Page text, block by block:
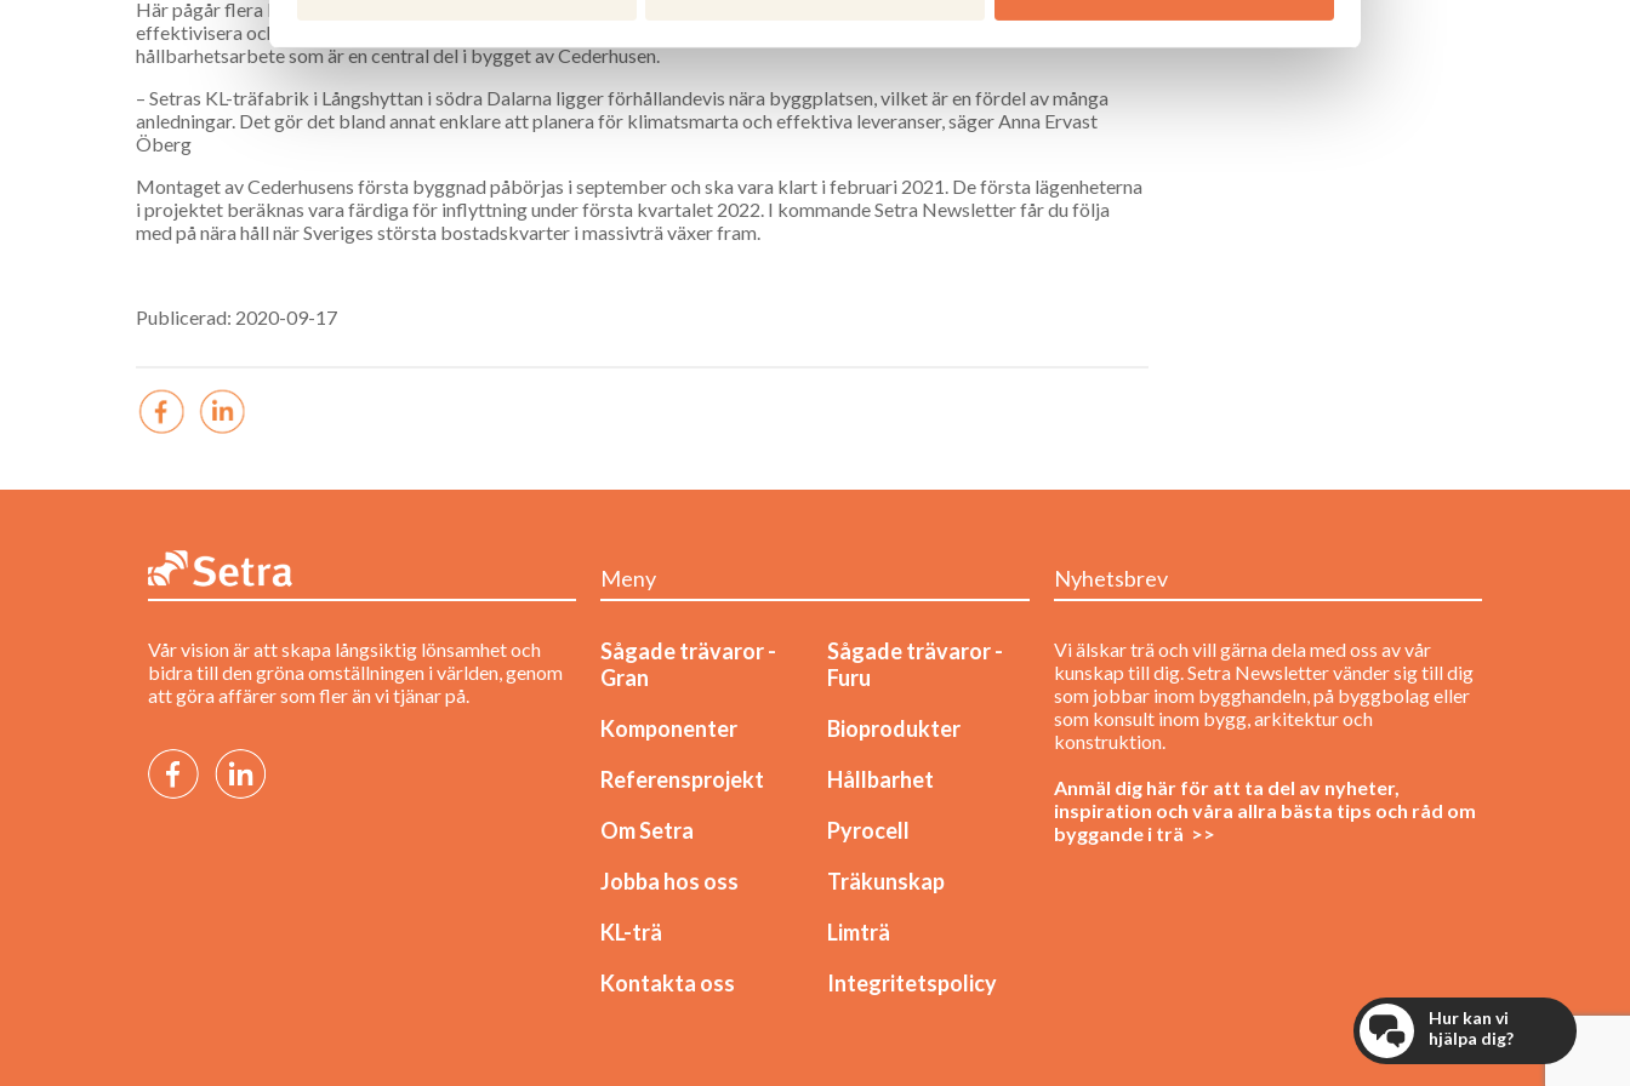
Här pågår flera byggprojekt samtidigt och både lagringsutrymmen och lossningszoner är i princip obefintliga. Utöver att
effektivisera och göra byggprocessen mer kostnadseffektiv, är väl genomtänkt bygglogistik en viktig del av det miljö- och
hållbarhetsarbete som är en central del i bygget av Cederhusen.
– Setras KL-träfabrik i Långshyttan i södra Dalarna ligger förhållandevis nära byggplatsen, vilket är en fördel av många
anledningar. Det gör det bland annat enklare att planera för klimatsmarta och effektiva leveranser, säger Anna Ervast
Öberg
Montaget av Cederhusens första byggnad påbörjas i september och ska vara klart i februari 2021. De första lägenheterna
i projektet beräknas vara färdiga för inflyttning under första kvartalet 2022. I kommande Setra Newsletter får du följa
med på nära håll när Sveriges största bostadskvarter i massivträ växer fram.
Publicerad: 2020-09-17
Hur kan vi
hjälpa dig?
Vår vision är att skapa långsiktig lönsamhet och
bidra till den gröna omställningen i världen, genom
att göra affärer som fler än vi tjänar på.
Meny
Sågade trävaror -
Gran
Sågade trävaror -
Furu
Komponenter
Bioprodukter
Referensprojekt
Hållbarhet
Om Setra
Pyrocell
Jobba hos oss
Träkunskap
KL-trä
Limträ
Kontakta oss
Integritetspolicy
Nyhetsbrev
Vi älskar trä och vill gärna dela med oss av vår
kunskap till dig. Setra Newsletter vänder sig till dig
som jobbar inom bygghandeln, på byggbolag eller
som konsult inom bygg, arkitektur och
konstruktion.
Anmäl dig här för att ta del av nyheter,
inspiration och våra allra bästa tips och råd om
byggande i trä >>